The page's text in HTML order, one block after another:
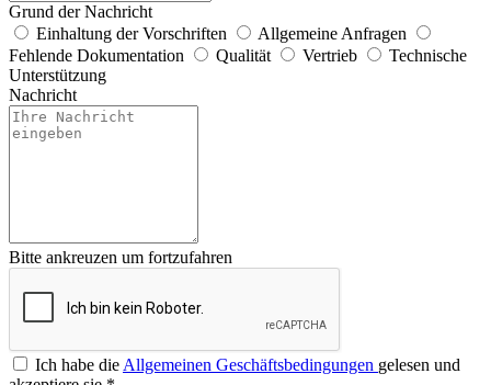
Grund der Nachricht
Einhaltung der Vorschriften
Allgemeine Anfragen
Fehlende Dokumentation
Qualität Vertrieb
Technische
Unterstützung
Nachricht
Bitte ankreuzen um fortzufahren
Ich habe die Allgemeinen Geschäftsbedingungen gelesen und